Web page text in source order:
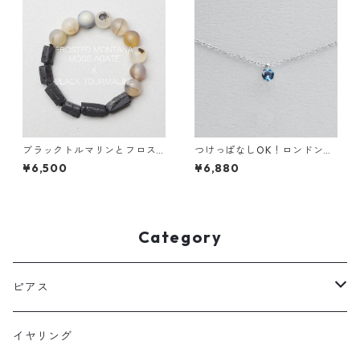
ブラックトルマリンとフロス
トモンタナモスアゲートのブ
レスレット 天然石 誕生日プレ
¥6,500
つけっぱなしOK！ロンドンブ
ルートパーズ 一粒ネックレス
宝石質AAA 金属アレルギー サ
¥6,880
Category
ピアス
フックピアス
イヤリング